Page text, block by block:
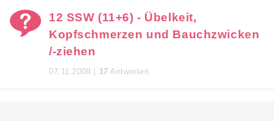
12 SSW (11+6) - Übelkeit,
Kopfschmerzen und Bauchzwicken
/-ziehen
07.11.2009 | 17 Antworten